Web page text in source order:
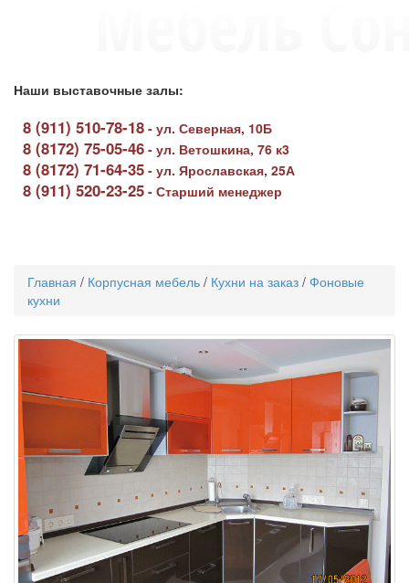
Наши выставочные залы:
8 (911) 510-78-18 - ул. Северная, 10Б
8 (8172) 75-05-46 - ул. Ветошкина, 76 к3
8 (8172) 71-64-35 - ул. Ярославская, 25А
8 (911) 520-23-25 - Старший менеджер
Главная / Корпусная мебель / Кухни на заказ / Фоновые
кухни